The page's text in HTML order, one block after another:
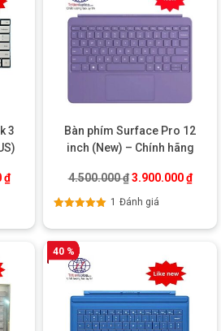
3
1.850.000 ₫.
₫Giá hiện tại là: 1.350.000 ₫.
Bàn phím Surface Pro 12
inch (New) – Chính hãng
4.500.000₫ Giá gốc là:
3.900.000₫Giá
1 Đánh giá
40 %